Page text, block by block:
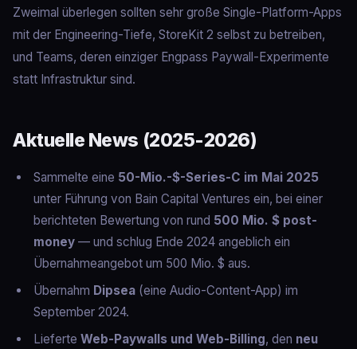
Zweimal überlegen sollten sehr große Single-Platform-Apps
mit der Engineering-Tiefe, StoreKit 2 selbst zu betreiben,
und Teams, deren einziger Engpass Paywall-Experimente
statt Infrastruktur sind.
Aktuelle News (2025‑2026)
Sammelte eine 50-Mio.-$-Series-C im Mai 2025
unter Führung von Bain Capital Ventures ein, bei einer
berichteten Bewertung von rund 500 Mio. $ post-
money — und schlug Ende 2024 angeblich ein
Übernahmeangebot um 500 Mio. $ aus.
Übernahm Dipsea (eine Audio-Content-App) im
September 2024.
Lieferte Web-Paywalls und Web-Billing, den neu